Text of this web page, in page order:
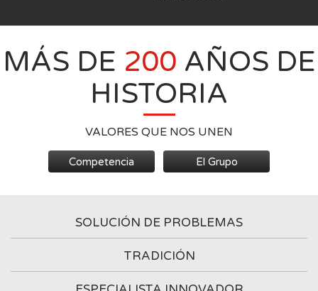
MÁS DE 200 AÑOS DE
HISTORIA
VALORES QUE NOS UNEN
Competencia El Grupo
SOLUCIÓN DE PROBLEMAS
TRADICIÓN